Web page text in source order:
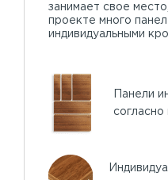
занимает свое
проекте много
индивидуальными
Панели
согласно